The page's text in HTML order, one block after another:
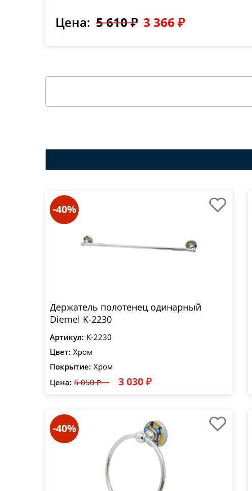
Цена: 5 610 ₽ 3 366 ₽
-40%
Держатель полотенец одинарный
Diemel K-2230
Артикул: K-2230
Цвет: Хром
Покрытие: Хром
Цена: 5 050 ₽ 3 030 ₽
-40%